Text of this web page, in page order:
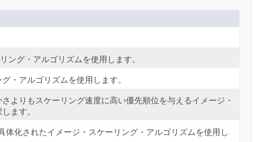
グ・アルゴリズムを使用します。
・アルゴリズムを使用します。
よりもスケーリング速度に高い優先順位を与えるイメージ・
ます。
体化されたイメージ・スケーリング・アルゴリズムを使用し